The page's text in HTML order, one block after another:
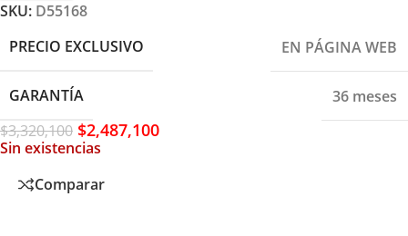
SKU: D55168
PRECIO EXCLUSIVO
EN PÁGINA WEB
GARANTÍA
36 meses
$3,320,100 $2,487,100
Sin existencias
Comparar